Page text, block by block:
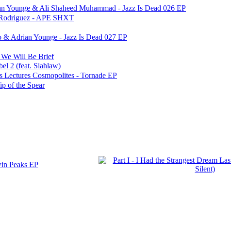
Younge & Ali Shaheed Muhammad - Jazz Is Dead 026 EP
- APE SHXT
Adrian Younge - Jazz Is Dead 027 EP
We Will Be Brief
2 (feat. Siahlaw)
Cosmopolites - Tornade EP
of the Spear